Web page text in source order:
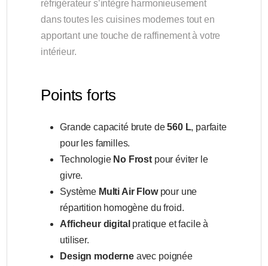
réfrigérateur s’intègre harmonieusement
dans toutes les cuisines modernes tout en
apportant une touche de raffinement à votre
intérieur.
Points forts
Grande capacité brute de560 L, parfaite
pour les familles.
Technologie No Frost pour éviter le
givre.
Système Multi Air Flowpour une
répartition homogène du froid.
Afficheur digital pratique et facile à
utiliser.
Design moderneavec poignée